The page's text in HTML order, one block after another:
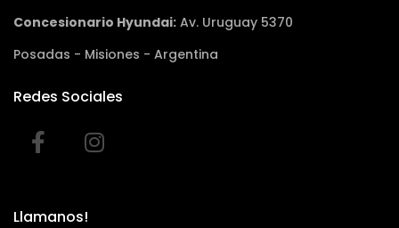
Concesionario Hyundai: Av. Uruguay 5370
Posadas - Misiones - Argentina
Redes Sociales
Llamanos!